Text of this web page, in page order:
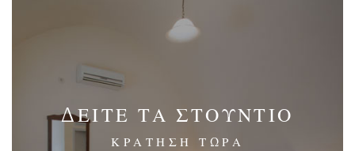
ΔΕΙΤΕ ΤΑ ΣΤΟΥΝΤΙΟ
ΚΡΑΤΗΣΗ ΤΩΡΑ